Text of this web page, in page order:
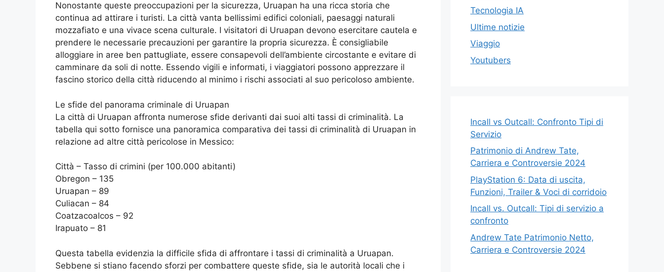
Nonostante queste preoccupazioni per la sicurezza, Uruapan ha una ricca storia che
continua ad attirare i turisti. La città vanta bellissimi edifici coloniali, paesaggi naturali
mozzafiato e una vivace scena culturale. I visitatori di Uruapan devono esercitare cautela e
prendere le necessarie precauzioni per garantire la propria sicurezza. È consigliabile
alloggiare in aree ben pattugliate, essere consapevoli dell’ambiente circostante e evitare di
camminare da soli di notte. Essendo vigili e informati, i viaggiatori possono apprezzare il
fascino storico della città riducendo al minimo i rischi associati al suo pericoloso ambiente.
Le sfide del panorama criminale di Uruapan
La città di Uruapan affronta numerose sfide derivanti dai suoi alti tassi di criminalità. La
tabella qui sotto fornisce una panoramica comparativa dei tassi di criminalità di Uruapan in
relazione ad altre città pericolose in Messico:
Città – Tasso di crimini (per 100.000 abitanti)
Obregon – 135
Uruapan – 89
Culiacan – 84
Coatzacoalcos – 92
Irapuato – 81
Questa tabella evidenzia la difficile sfida di affrontare i tassi di criminalità a Uruapan.
Sebbene si stiano facendo sforzi per combattere queste sfide, sia le autorità locali che i
Tecnologia IA
Ultime notizie
Viaggio
Youtubers
Incall vs Outcall: Confronto Tipi di
Servizio
Patrimonio di Andrew Tate,
Carriera e Controversie 2024
PlayStation 6: Data di uscita,
Funzioni, Trailer & Voci di corridoio
Incall vs. Outcall: Tipi di servizio a
confronto
Andrew Tate Patrimonio Netto,
Carriera e Controversie 2024